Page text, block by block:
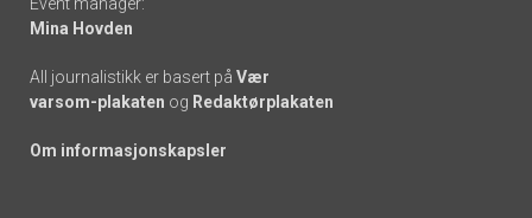
Mina Hovden
All journalistikk er basert på Vær
varsom-plakaten og Redaktørplakaten
Om informasjonskapsler